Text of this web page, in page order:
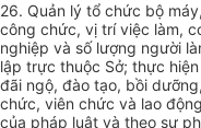
26. Quản lý tổ chức bộ
công chức, vị trí việc làm,
nghiệp và số lượng người
lập trực thuộc Sở; thực
đãi ngộ, đào tạo, bồi
chức, viên chức và lao
của pháp luật và theo sự